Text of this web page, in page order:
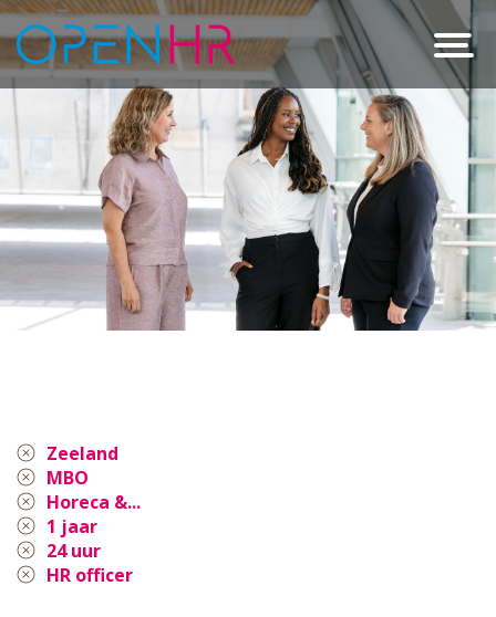
Zeeland
MBO
Horeca &...
1 jaar
24 uur
HR officer